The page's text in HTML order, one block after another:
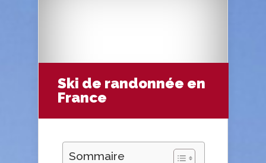
Ski de randonnée en
France
Sommaire